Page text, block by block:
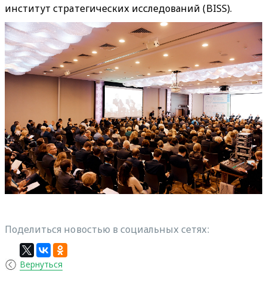
институт стратегических исследований (BISS).
Поделиться новостью в социальных сетях:
Вернуться